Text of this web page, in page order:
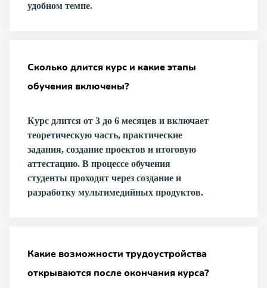
удобном темпе.
Сколько длится курс и какие этапы
обучения включены?
Курс длится от 3 до 6 месяцев и включает
теоретическую часть, практические
задания, создание проектов и итоговую
аттестацию. В процессе обучения
студенты проходят через создание и
разработку мультимедийных продуктов.
Какие возможности трудоустройства
открываются после окончания курса?